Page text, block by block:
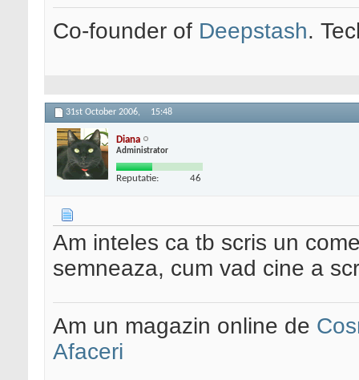
Co-founder of Deepstash.
31st October 2006, 15:48
Diana
Administrator
Reputatie: 46
Am inteles ca tb scris un
semneaza, cum vad cine a
Am un magazin online de
Afaceri